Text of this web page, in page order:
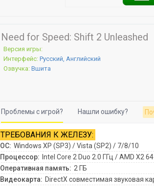
Need for Speed: Shift 2 Unleashed
Версия игры:
Интерфейс: Русский, Английский
Озвучка: Вшита
Проблемы с игрой? Нашли ошибку?
ТРЕБОВАНИЯ К ЖЕЛЕЗУ:
ОС: Windows XP (SP3) / Vista (SP2) / 7/8/10
Процессор: Intel Core 2 Duo 2.0 ГГц / AMD X2
Оперативная память: 2 ГБ
Видеокарта: DirectX совместимая звуковая